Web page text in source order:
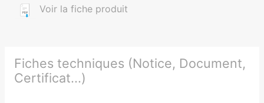
Voir la fiche produit
Fiches techniques (Notice, Document,
Certificat...)